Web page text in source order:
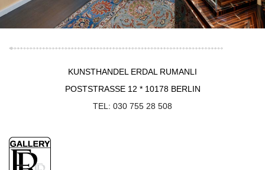
KUNSTHANDEL ERDAL RUMANLI
POSTSTRASSE 12 * 10178 BERLIN
TEL: 030 755 28 508